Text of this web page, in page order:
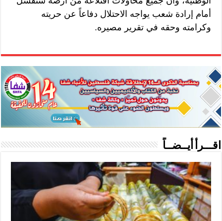
أمام إرادة شعب يواجه الاحتلال دفاعاً عن حريته
وكرامته وحقه في تقرير مصيره.
اقـــرأ أيــضــاً